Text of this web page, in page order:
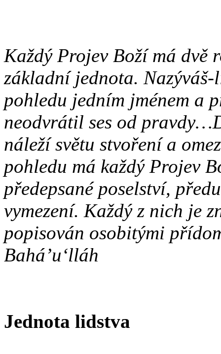
Každý Projev Boží má dvě
základní jednota.
pohledu jedním jménem a
neodvrátil ses od
náleží světu stvoření a
pohledu má každý Projev
předepsané poselství,
vymezení. Každý z nich je
popisován osobitými
Bahá’u‘lláh
Jednota lidstva